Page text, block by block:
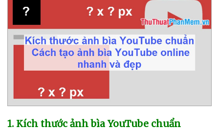
1. Kích thước ảnh bìa YouTube chuẩn